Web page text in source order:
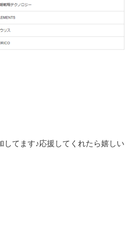
してます♪応援してくれたら嬉しい